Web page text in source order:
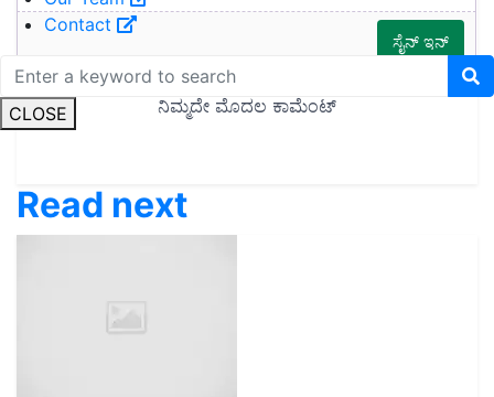
Contact
CLOSE
Read next